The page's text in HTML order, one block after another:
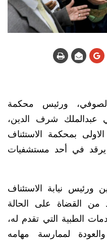
ورئيس محكمة
عبدالملك شرف الدين،
بمحكمة الاستئناف
يرقد في أحد مستشفيات
نيابة الاستئناف
من القضاة على الحالة
الطبية التي تقدم له،
لممارسة مهامه